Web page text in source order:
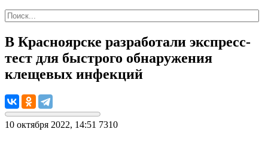
В Красноярске разработали экспресс-
тест для быстрого обнаружения
клещевых инфекций
10 октября 2022, 14:51 7310